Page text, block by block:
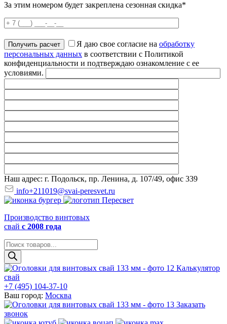
За этим номером будет закреплена сезонная скидка*
Я даю свое согласие на обработку
персональных данных в соответствии с Политикой
конфиденциальности и подтверждаю ознакомление с ее
условиями.
Наш адрес: г. Подольск, пр. Ленина, д. 107/49, офис 339
info+211019@svai-peresvet.ru
Производство винтовых
свай с 2008 года
Поиск
товаров
Калькулятор
свай
+7 (495) 104-37-10
Ваш город: Москва
Заказать
звонок